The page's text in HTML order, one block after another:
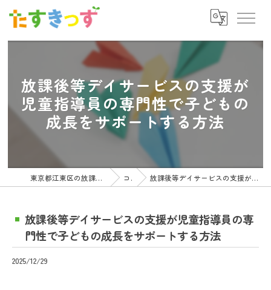
放課後等デイサービスの支援が
児童指導員の専門性で子どもの
成長をサポートする方法
東京都江東区の放課後等デイサービスの求人ならたすきっず コラム 放課後等デイサービスの支援が児童指導員の専門性で子どもの成長をサポートする方法
放課後等デイサービスの支援が児童指導員の専
門性で子どもの成長をサポートする方法
2025/12/29